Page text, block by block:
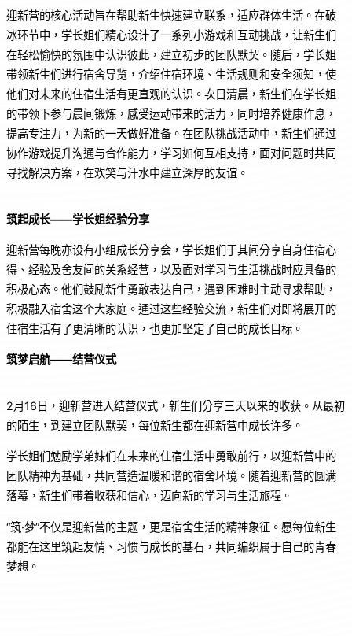
迎新营的核心活动旨在帮助新生快速建立联系，适应群体生活。在破
冰环节中，学长姐们精心设计了一系列小游戏和互动挑战，让新生们
在轻松愉快的氛围中认识彼此，建立初步的团队默契。随后，学长姐
带领新生们进行宿舍导览，介绍住宿环境、生活规则和安全须知，使
他们对未来的住宿生活有更直观的认识。次日清晨，新生们在学长姐
的带领下参与晨间锻炼，感受运动带来的活力，同时培养健康作息，
提高专注力，为新的一天做好准备。在团队挑战活动中，新生们通过
协作游戏提升沟通与合作能力，学习如何互相支持，面对问题时共同
寻找解决方案，在欢笑与汗水中建立深厚的友谊。
筑起成长——学长姐经验分享
迎新营每晚亦设有小组成长分享会，学长姐们于其间分享自身住宿心
得、经验及舍友间的关系经营，以及面对学习与生活挑战时应具备的
积极心态。他们鼓励新生勇敢表达自己，遇到困难时主动寻求帮助，
积极融入宿舍这个大家庭。通过这些经验交流，新生们对即将展开的
住宿生活有了更清晰的认识，也更加坚定了自己的成长目标。
筑梦启航——结营仪式
2月16日，迎新营进入结营仪式，新生们分享三天以来的收获。从最初
的陌生，到建立团队默契，每位新生都在迎新营中成长许多。
学长姐们勉励学弟妹们在未来的住宿生活中勇敢前行，以迎新营中的
团队精神为基础，共同营造温暖和谐的宿舍环境。随着迎新营的圆满
落幕，新生们带着收获和信心，迈向新的学习与生活旅程。
“筑·梦”不仅是迎新营的主题，更是宿舍生活的精神象征。愿每位新生
都能在这里筑起友情、习惯与成长的基石，共同编织属于自己的青春
梦想。